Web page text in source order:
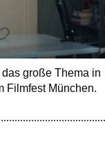
große Thema in
Filmfest München.